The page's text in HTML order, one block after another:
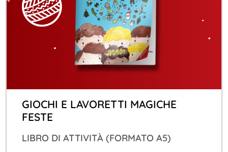
GIOCHI E LAVORETTI MAGICHE
FESTE
LIBRO DI ATTIVITÀ (FORMATO A5)